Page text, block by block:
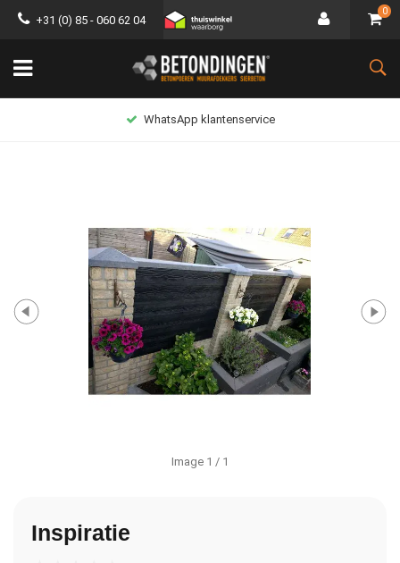
+31 (0) 85 - 060 62 04
0
WhatsApp klantenservice
Image 1 / 1
Inspiratie